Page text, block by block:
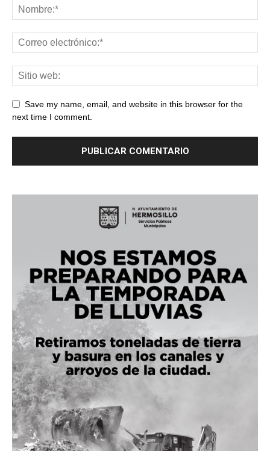
Save my name, email, and website in this browser for the
next time I comment.